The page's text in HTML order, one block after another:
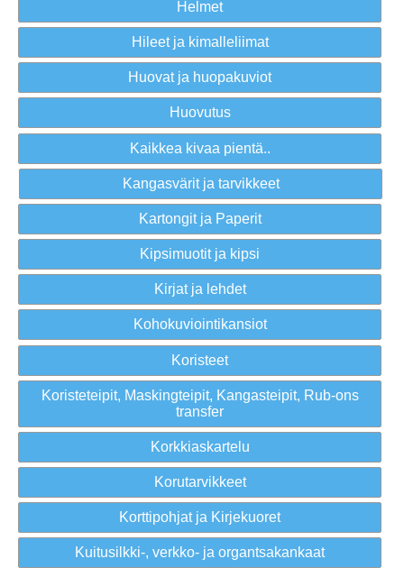
Helmet
Hileet ja kimalleliimat
Huovat ja huopakuviot
Huovutus
Kaikkea kivaa pientä..
Kangasvärit ja tarvikkeet
Kartongit ja Paperit
Kipsimuotit ja kipsi
Kirjat ja lehdet
Kohokuviointikansiot
Koristeet
Koristeteipit, Maskingteipit, Kangasteipit, Rub-ons
transfer
Korkkiaskartelu
Korutarvikkeet
Korttipohjat ja Kirjekuoret
Kuitusilkki-, verkko- ja organtsakankaat